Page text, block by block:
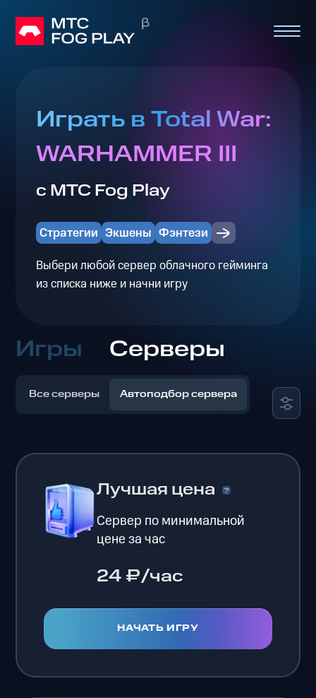
Играть в Total War:
WARHAMMER III
с МТС Fog Play
Стратегии Экшены Фэнтези
Выбери любой сервер облачного гейминга
из списка ниже и начни игру
Игры Серверы
Все серверы Автоподбор сервера
Лучшая цена
Сервер по минимальной
цене за час
24 ₽/час
НАЧАТЬ ИГРУ